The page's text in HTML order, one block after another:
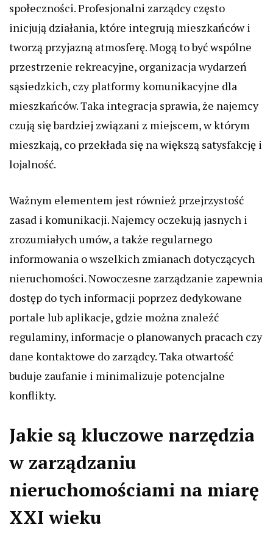
społeczności. Profesjonalni zarządcy często
inicjują działania, które integrują mieszkańców i
tworzą przyjazną atmosferę. Mogą to być wspólne
przestrzenie rekreacyjne, organizacja wydarzeń
sąsiedzkich, czy platformy komunikacyjne dla
mieszkańców. Taka integracja sprawia, że najemcy
czują się bardziej związani z miejscem, w którym
mieszkają, co przekłada się na większą satysfakcję i
lojalność.
Ważnym elementem jest również przejrzystość
zasad i komunikacji. Najemcy oczekują jasnych i
zrozumiałych umów, a także regularnego
informowania o wszelkich zmianach dotyczących
nieruchomości. Nowoczesne zarządzanie zapewnia
dostęp do tych informacji poprzez dedykowane
portale lub aplikacje, gdzie można znaleźć
regulaminy, informacje o planowanych pracach czy
dane kontaktowe do zarządcy. Taka otwartość
buduje zaufanie i minimalizuje potencjalne
konflikty.
Jakie są kluczowe narzędzia
w zarządzaniu
nieruchomościami na miarę
XXI wieku